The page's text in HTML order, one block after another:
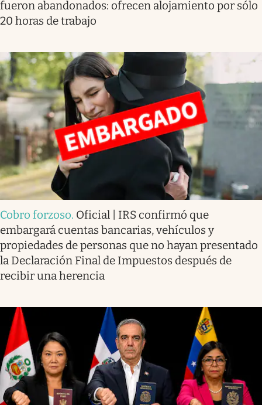
fueron abandonados: ofrecen alojamiento por sólo
20 horas de trabajo
Cobro forzoso. Oficial | IRS confirmó que
embargará cuentas bancarias, vehículos y
propiedades de personas que no hayan presentado
la Declaración Final de Impuestos después de
recibir una herencia